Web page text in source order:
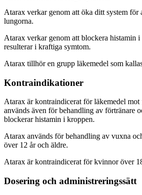
Atarax verkar genom att öka ditt system
lungorna.
Atarax verkar genom att blockera histamin
resulterar i kraftiga symtom.
Atarax tillhör en grupp läkemedel som
Kontraindikationer
Atarax är kontraindicerat för läkemedel mot
används även för behandling av förtränare
blockerar histamin i kroppen.
Atarax används för behandling av vuxna
över 12 år och äldre.
Atarax är kontraindicerat för kvinnor över
Dosering och administreringssätt